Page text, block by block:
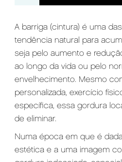
A barriga (cintura) é uma
tendência natural para
seja pelo aumento e
ao longo da vida ou pelo
envelhecimento. Mesmo
personalizada, exercício
específica, essa gordura
de eliminar.
Numa época em que é
estética e a uma imagem